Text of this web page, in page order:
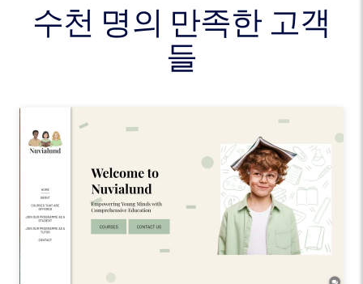
수천 명의 만족한 고객
들